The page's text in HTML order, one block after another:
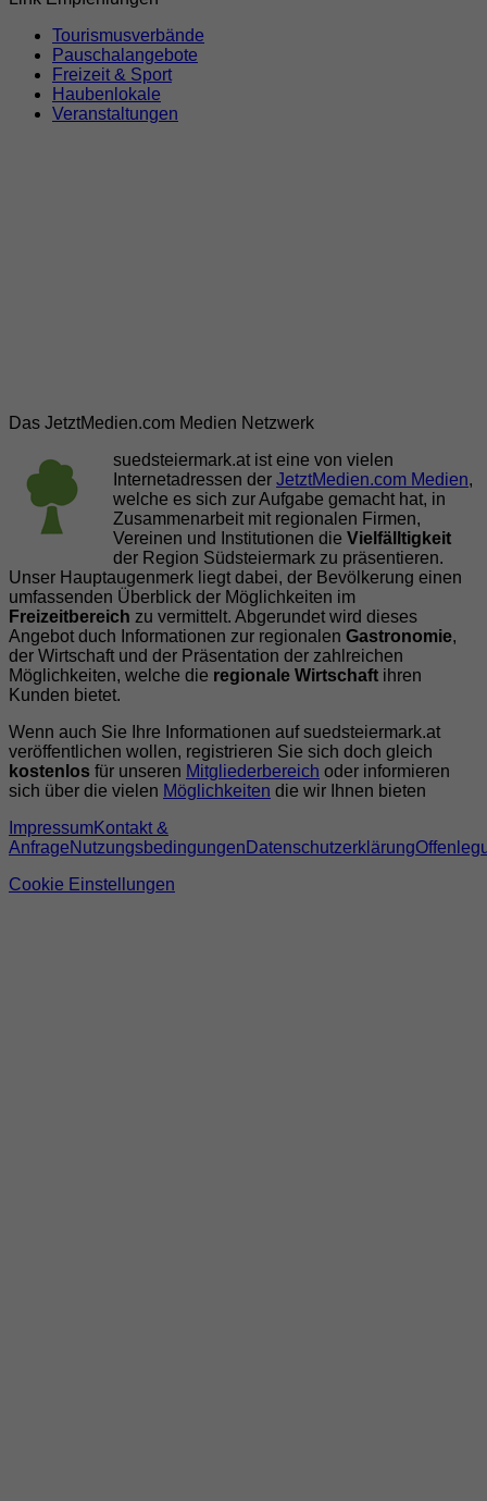
Tourismusverbände
Pauschalangebote
Freizeit & Sport
Haubenlokale
Veranstaltungen
Das JetztMedien.com Medien Netzwerk
suedsteiermark.at ist eine von vielen
Internetadressen der JetztMedien.com Medien,
welche es sich zur Aufgabe gemacht hat, in
Zusammenarbeit mit regionalen Firmen,
Vereinen und Institutionen die Vielfälltigkeit
der Region Südsteiermark zu präsentieren.
Unser Hauptaugenmerk liegt dabei, der Bevölkerung einen
umfassenden Überblick der Möglichkeiten im
Freizeitbereich zu vermittelt. Abgerundet wird dieses
Angebot duch Informationen zur regionalen Gastronomie,
der Wirtschaft und der Präsentation der zahlreichen
Möglichkeiten, welche die regionale Wirtschaft ihren
Kunden bietet.
Wenn auch Sie Ihre Informationen auf suedsteiermark.at
veröffentlichen wollen, registrieren Sie sich doch gleich
kostenlos für unseren Mitgliederbereich oder informieren
sich über die vielen Möglichkeiten die wir Ihnen bieten
ImpressumKontakt &
AnfrageNutzungsbedingungen Datenschutzerklärung
Cookie Einstellungen